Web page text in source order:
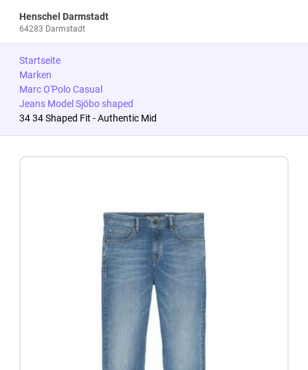
Henschel Darmstadt
64283 Darmstadt
Startseite
Marken
Marc O'Polo Casual
Jeans Model Sjöbo shaped
34 34 Shaped Fit - Authentic Mid